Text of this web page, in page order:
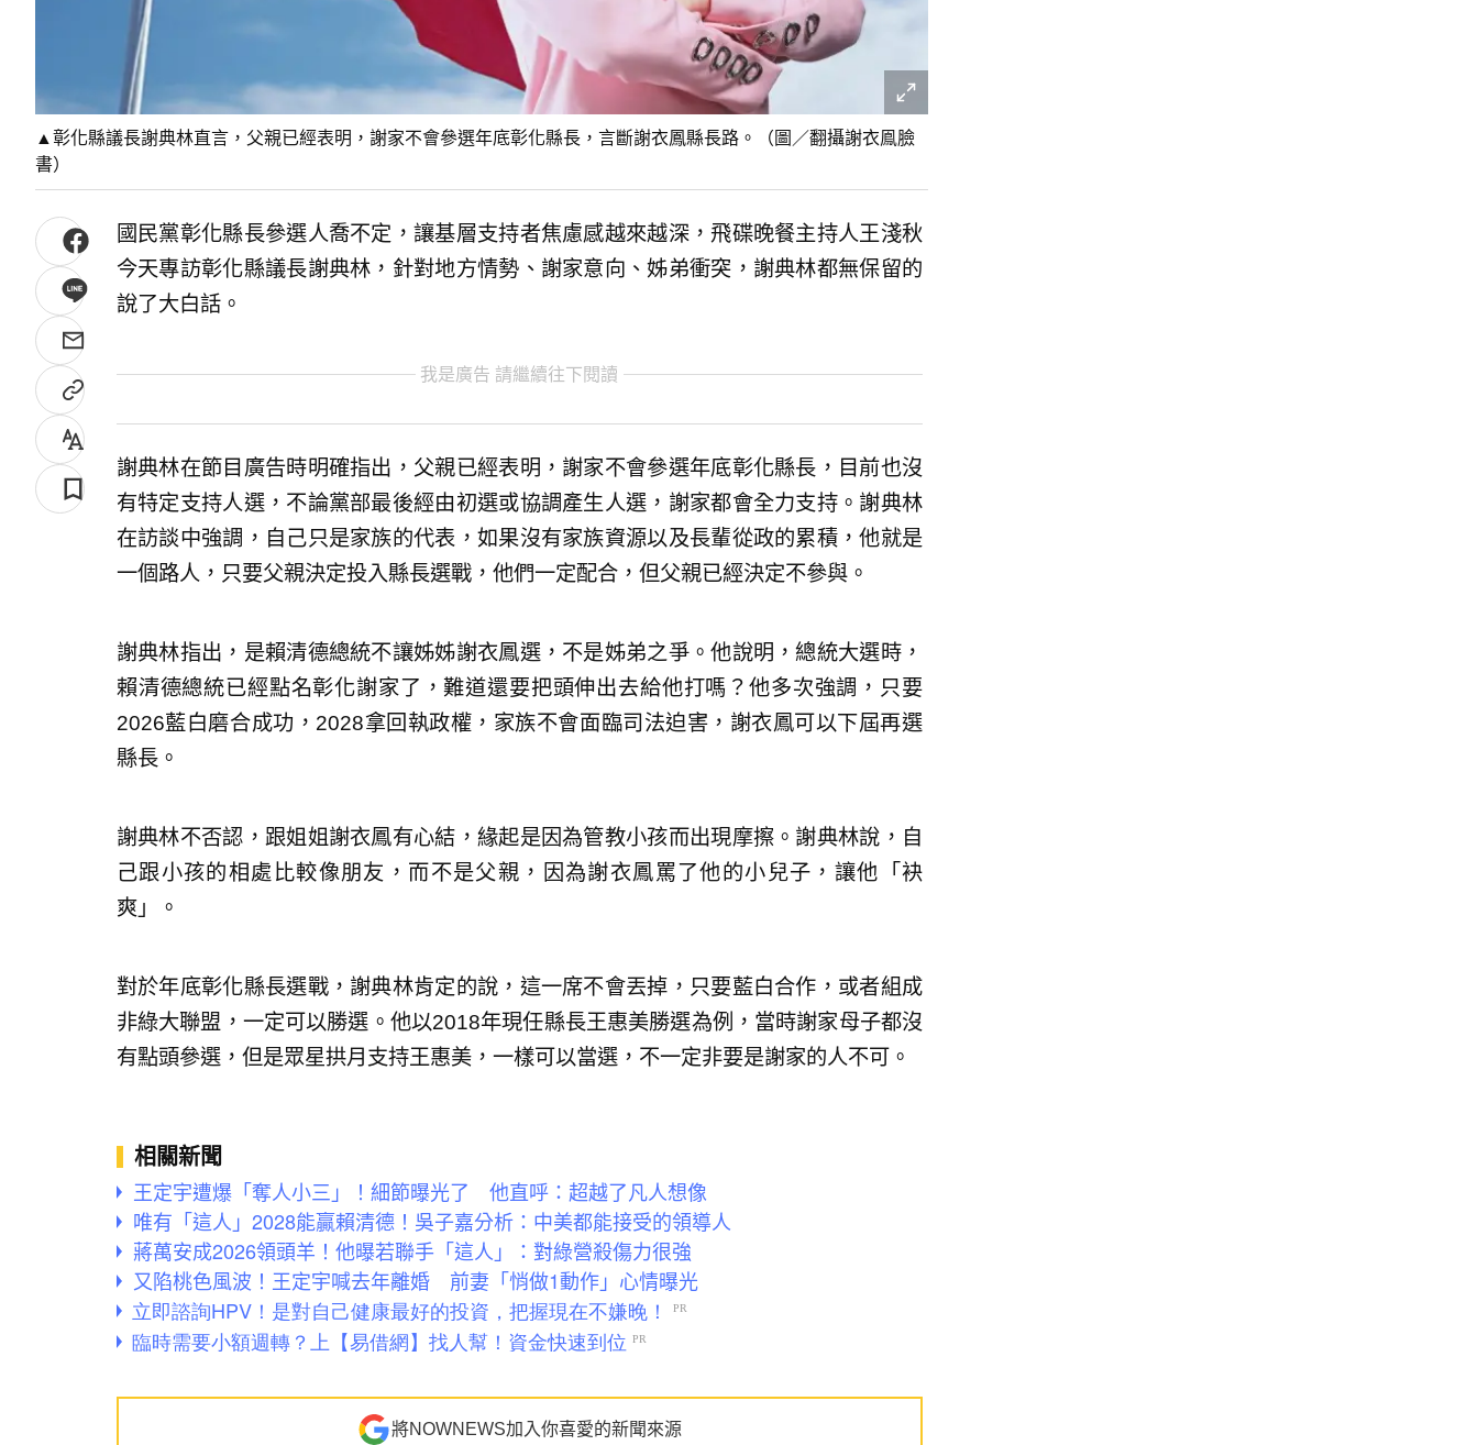
▲彰化縣議長謝典林直言，父親已經表明，謝家不會參選年底彰化縣長，言斷謝衣鳳縣長路。（圖／翻攝謝衣鳯臉
書）
國民黨彰化縣長參選人喬不定，讓基層支持者焦慮感越來越深，飛碟晚餐主持人王淺秋
今天專訪彰化縣議長謝典林，針對地方情勢、謝家意向、姊弟衝突，謝典林都無保留的
說了大白話。
我是廣告 請繼續往下閱讀
謝典林在節目廣告時明確指出，父親已經表明，謝家不會參選年底彰化縣長，目前也沒
有特定支持人選，不論黨部最後經由初選或協調產生人選，謝家都會全力支持。謝典林
在訪談中強調，自己只是家族的代表，如果沒有家族資源以及長輩從政的累積，他就是
一個路人，只要父親決定投入縣長選戰，他們一定配合，但父親已經決定不參與。
謝典林指出，是賴清德總統不讓姊姊謝衣鳳選，不是姊弟之爭。他說明，總統大選時，
賴清德總統已經點名彰化謝家了，難道還要把頭伸出去給他打嗎？他多次強調，只要
2026藍白磨合成功，2028拿回執政權，家族不會面臨司法迫害，謝衣鳳可以下屆再選
縣長。
謝典林不否認，跟姐姐謝衣鳳有心結，緣起是因為管教小孩而出現摩擦。謝典林說，自
己跟小孩的相處比較像朋友，而不是父親，因為謝衣鳳罵了他的小兒子，讓他「袂
爽」。
對於年底彰化縣長選戰，謝典林肯定的說，這一席不會丟掉，只要藍白合作，或者組成
非綠大聯盟，一定可以勝選。他以2018年現任縣長王惠美勝選為例，當時謝家母子都沒
有點頭參選，但是眾星拱月支持王惠美，一樣可以當選，不一定非要是謝家的人不可。
相關新聞
王定宇遭爆「奪人小三」！細節曝光了 他直呼：超越了凡人想像
唯有「這人」2028能贏賴清德！吳子嘉分析：中美都能接受的領導人
蔣萬安成2026領頭羊！他曝若聯手「這人」：對綠營殺傷力很強
又陷桃色風波！王定宇喊去年離婚 前妻「悄做1動作」心情曝光
將NOWNEWS加入你喜愛的新聞來源